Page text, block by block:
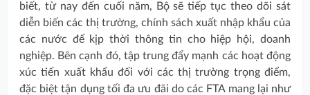
biết, từ nay đến cuối năm, Bộ sẽ tiếp tục theo dõi sát
diễn biến các thị trường, chính sách xuất nhập khẩu của
các nước để kịp thời thông tin cho hiệp hội, doanh
nghiệp. Bên cạnh đó, tập trung đẩy mạnh các hoạt động
xúc tiến xuất khẩu đối với các thị trường trọng điểm,
đặc biệt tận dụng tối đa ưu đãi do các FTA mang lại như